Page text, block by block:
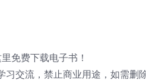
免费下载电子书！
交流，禁止商业用途，如需删除